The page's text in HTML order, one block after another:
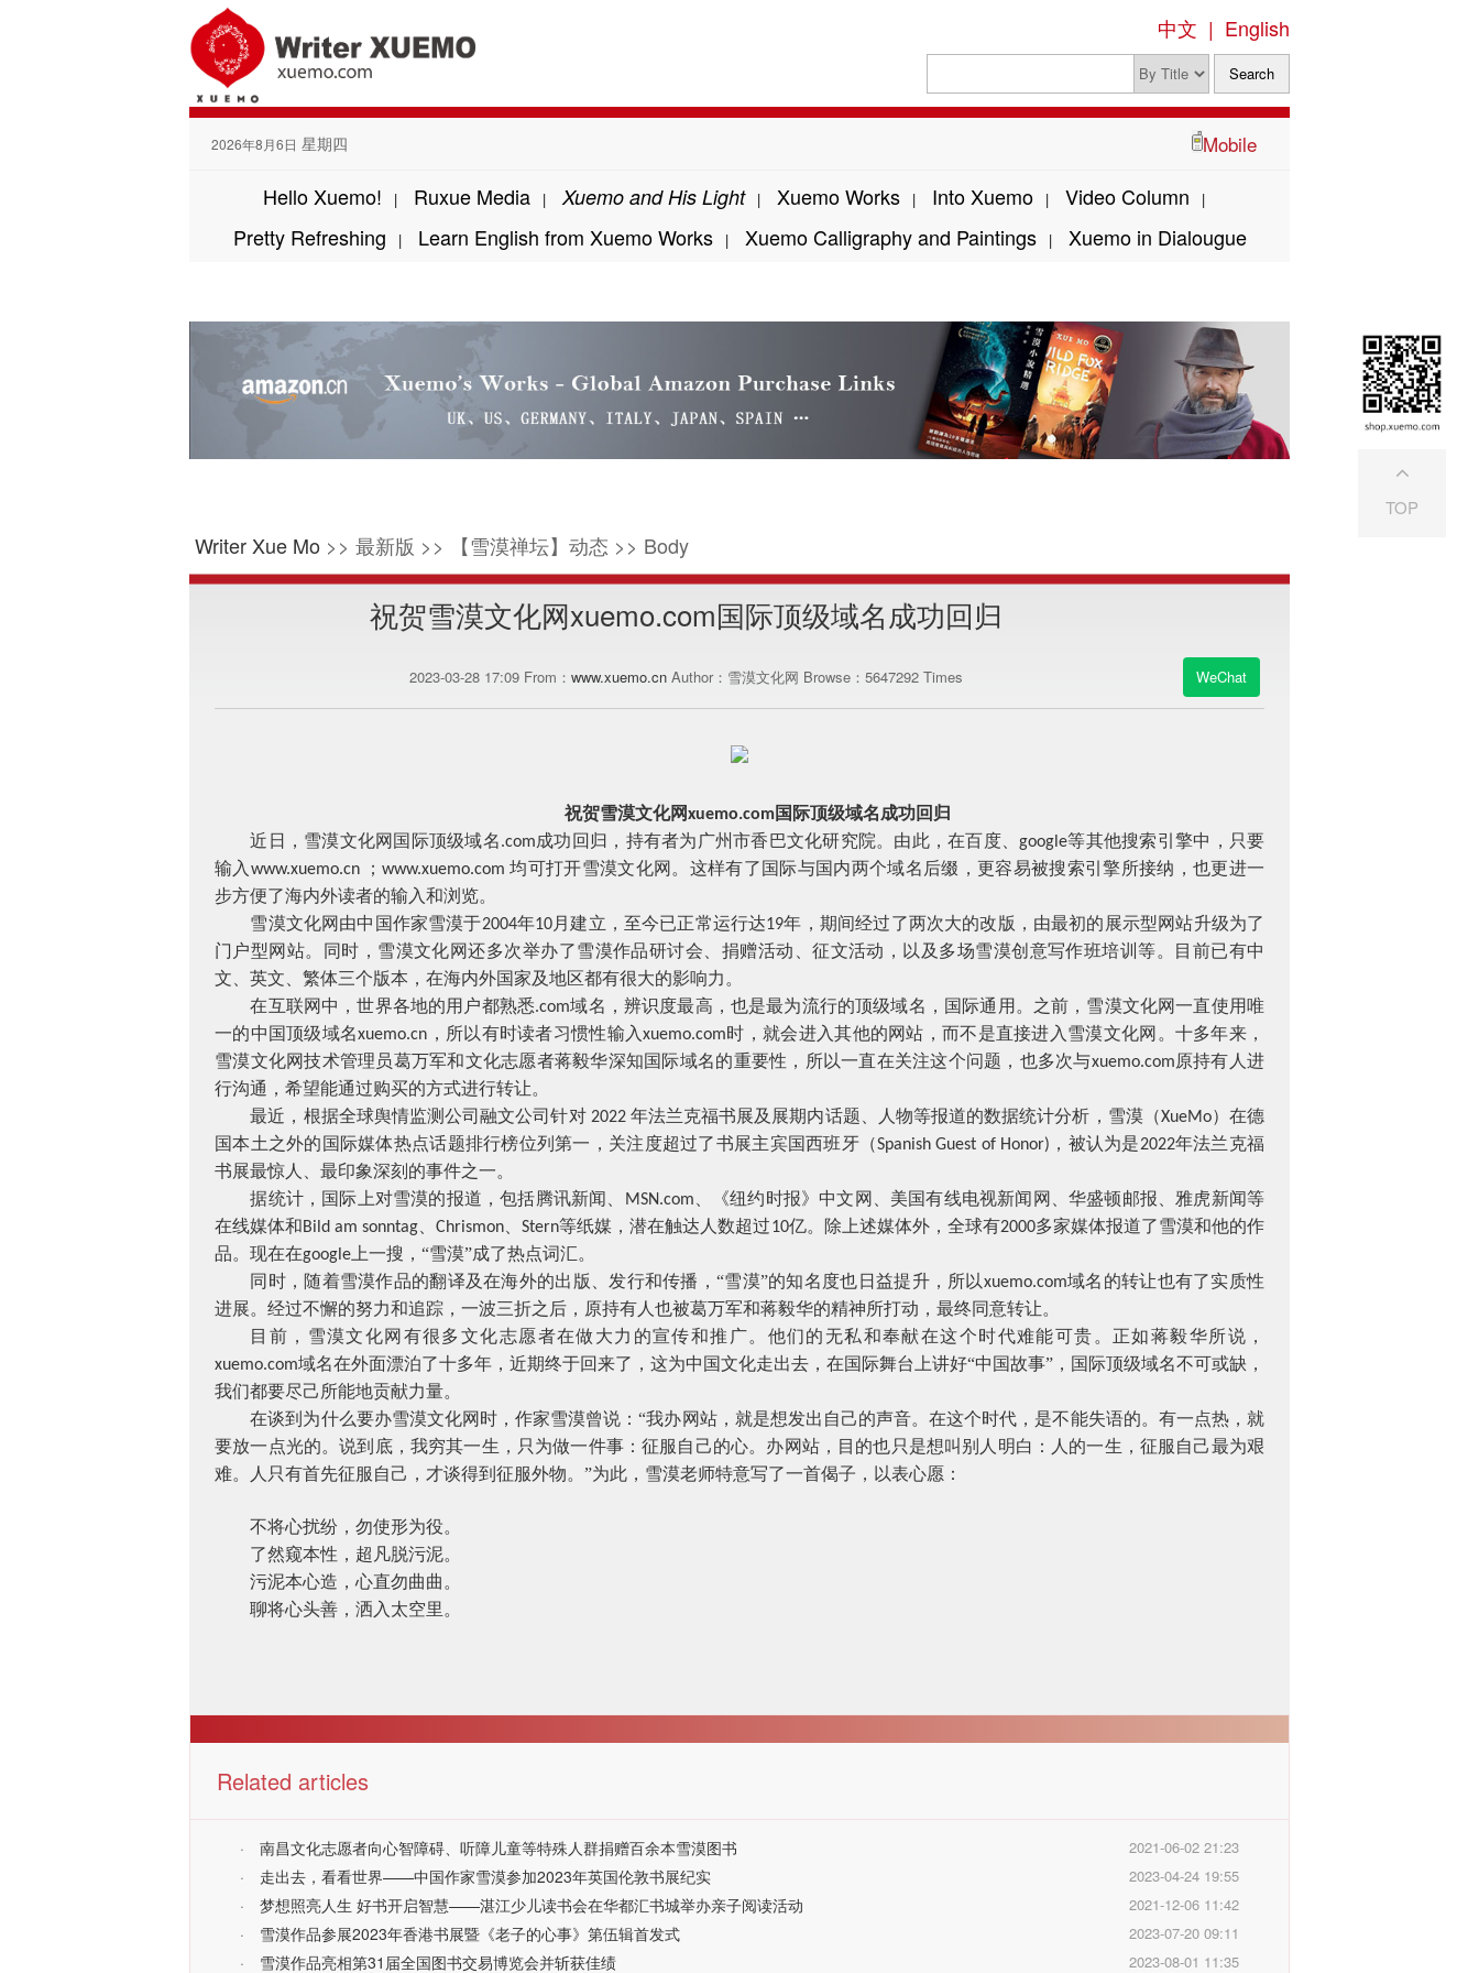
中文 | English
2026年8月6日 星期四 Mobile
Hello Xuemo! | Ruxue Media | Xuemo and His Light | Xuemo Works | Into Xuemo | Video Column |
Pretty Refreshing | Learn English from Xuemo Works | Xuemo Calligraphy and Paintings | Xuemo in Dialougue
Writer Xue Mo >> 最新版 >> 【雪漠禅坛】动态 >> Body
祝贺雪漠文化网xuemo.com国际顶级域名成功回归
2023-03-28 17:09 From： www.xuemo.cn Author：雪漠文化网 Browse： 5647292 Times WeChat
祝贺雪漠文化网xuemo.com国际顶级域名成功回归
近日，雪漠文化网国际顶级域名.com成功回归，持有者为广州市香巴文化研究院。由此，在百度、 google等其他搜索引擎中，只要
输入 www.xuemo.cn ；www.xuemo.com 均可打开雪漠文化网。这样有了国际与国内两个域名后缀，更容易被搜索引擎所接纳，也更进一
步方便了海内外读者的输入和浏览。
雪漠文化网由中国作家雪漠于2004年10月建立，至今已正常运行达19年，期间经过了两次大的改版，由最初的展示型网站升级为了
门户型网站。同时，雪漠文化网还多次举办了雪漠作品研讨会、捐赠活动、征文活动，以及多场雪漠创意写作班培训等。目前已有中
文、英文、繁体三个版本，在海内外国家及地区都有很大的影响力。
在互联网中，世界各地的用户都熟悉.com域名，辨识度最高，也是最为流行的顶级域名，国际通用。之前，雪漠文化网一直使用唯
一的中国顶级域名xuemo.cn ，所以有时读者习惯性输入xuemo.com时，就会进入其他的网站，而不是直接进入雪漠文化网。十多年来，
雪漠文化网技术管理员葛万军和文化志愿者蒋毅华深知国际域名的重要性，所以一直在关注这个问题，也多次与xuemo.com原持有人进
行沟通，希望能通过购买的方式进行转让。
最近，根据全球舆情监测公司融文公司针对2022 年法兰克福书展及展期内话题、人物等报道的数据统计分析，雪漠（XueMo）在德
国本土之外的国际媒体热点话题排行榜位列第一，关注度超过了书展主宾国西班牙（Spanish Guest of Honor) ，被认为是2022年法兰克福
书展最惊人、最印象深刻的事件之一。
据统计，国际上对雪漠的报道，包括腾讯新闻、
MSN.com 、《纽约时报》中文网、美国有线电视新闻网、华盛顿邮报、雅虎新闻等
在线媒体和Bild am sonntag 、Chrismon 、Stern等纸媒，潜在触达人数超过10亿。除上述媒体外，全球有2000多家媒体报道了雪漠和他的作
品。现在在google 上一搜，“雪漠”成了热点词汇。
同时，随着雪漠作品的翻译及在海外的出版、发行和传播，“雪漠”的知名度也日益提升，所以xuemo.com域名的转让也有了实质性
进展。经过不懈的努力和追踪，一波三折之后，原持有人也被葛万军和蒋毅华的精神所打动，最终同意转让。
目前，雪漠文化网有很多文化志愿者在做大力的宣传和推广。他们的无私和奉献在这个时代难能可贵。正如蒋毅华所说，
xuemo.com域名在外面漂泊了十多年，近期终于回来了，这为中国文化走出去，在国际舞台上讲好“中国故事”，国际顶级域名不可或缺，
我们都要尽己所能地贡献力量。
在谈到为什么要办雪漠文化网时，作家雪漠曾说：“我办网站，就是想发出自己的声音。在这个时代，是不能失语的。有一点热，就
要放一点光的。说到底，我穷其一生，只为做一件事：征服自己的心。办网站，目的也只是想叫别人明白：人的一生，征服自己最为艰
难。人只有首先征服自己，才谈得到征服外物。”为此，雪漠老师特意写了一首偈子，以表心愿：
不将心扰纷，勿使形为役。
了然窥本性，超凡脱污泥。
污泥本心造，心直勿曲曲。
聊将心头善，洒入太空里。
Related articles
· 南昌文化志愿者向心智障碍、听障儿童等特殊人群捐赠百余本雪漠图书 2021-06-02 21:23
· 走出去，看看世界——中国作家雪漠参加2023年英国伦敦书展纪实 2023-04-24 19:55
· 梦想照亮人生 好书开启智慧——湛江少儿读书会在华都汇书城举办亲子阅读活动 2021-12-06 11:42
· 雪漠作品参展2023年香港书展暨《老子的心事》第伍辑首发式 2023-07-20 09:11
· 雪漠作品亮相第31届全国图书交易博览会并斩获佳绩 2023-08-01 11:35
TOP